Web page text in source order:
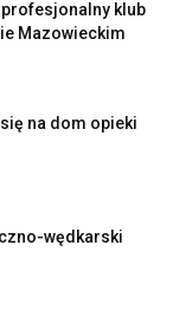
profesjonalny klub
Mazowieckim
na dom opieki
wędkarski